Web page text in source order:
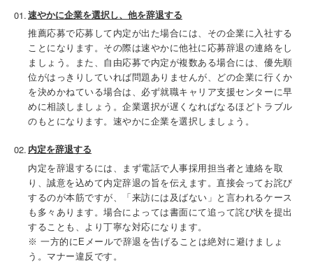
速やかに企業を選択し、他を辞退する
推薦応募で応募して内定が出た場合には、その企業に入社する
ことになります。その際は速やかに他社に応募辞退の連絡をし
ましょう。また、自由応募で内定が複数ある場合には、優先順
位がはっきりしていれば問題ありませんが、どの企業に行くか
を決めかねている場合は、必ず就職キャリア支援センターに早
めに相談しましょう。企業選択が遅くなればなるほどトラブル
のもとになります。速やかに企業を選択しましょう。
内定を辞退する
内定を辞退するには、まず電話で人事採用担当者と連絡を取
り、誠意を込めて内定辞退の旨を伝えます。直接会ってお詫び
するのが本筋ですが、「来訪には及ばない」と言われるケース
も多々あります。場合によっては書面にて追って詫び状を提出
することも、より丁寧な対応になります。
※ 一方的にEメールで辞退を告げることは絶対に避けましょ
う。マナー違反です。